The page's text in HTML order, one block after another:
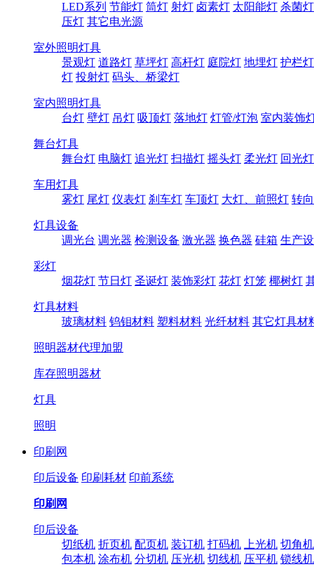
LED系列 节能灯 筒灯 射灯 卤素灯 太阳能灯 杀菌灯
压灯 其它电光源
室外照明灯具
景观灯 道路灯 草坪灯 高杆灯 庭院灯 地埋灯 护栏灯
灯 投射灯 码头、桥梁灯
室内照明灯具
台灯 壁灯 吊灯 吸顶灯 落地灯 灯管/灯泡 室内装饰
舞台灯具
舞台灯 电脑灯 追光灯 扫描灯 摇头灯 柔光灯 回光灯
车用灯具
雾灯 尾灯 仪表灯 刹车灯 车顶灯 大灯、前照灯 转
灯具设备
调光台 调光器 检测设备 激光器 换色器 硅箱 生产
彩灯
烟花灯 节日灯 圣诞灯 装饰彩灯 花灯 灯笼 椰树灯
灯具材料
玻璃材料 钨钼材料 塑料材料 光纤材料 其它灯具材
照明器材代理加盟
库存照明器材
灯具
照明
印刷网
印后设备 印刷耗材 印前系统
印刷网
印后设备
切纸机 折页机 配页机 装订机 打码机 上光机 切角机
包本机 涂布机 分切机 压光机 切线机 压平机 锁线机